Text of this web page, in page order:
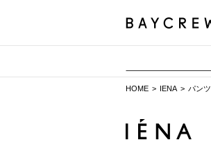
HOME IENA パンツ